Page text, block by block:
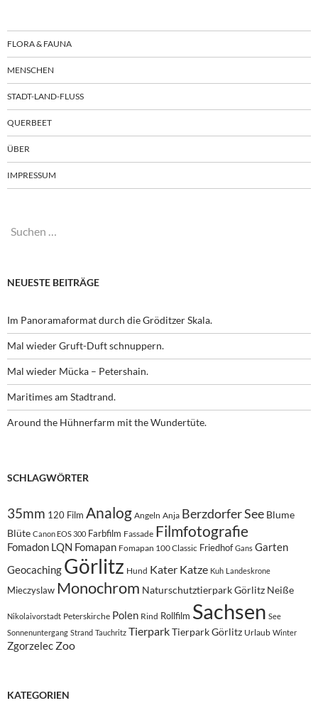
FLORA & FAUNA
MENSCHEN
STADT-LAND-FLUSS
QUERBEET
ÜBER
IMPRESSUM
Suchen
NEUESTE BEITRÄGE
Im Panoramaformat durch die Gröditzer Skala.
Mal wieder Gruft-Duft schnuppern.
Mal wieder Mücka – Petershain.
Maritimes am Stadtrand.
Around the Hühnerfarm mit the Wundertüte.
SCHLAGWÖRTER
35mm 120 Film Analog Angeln Anja Berzdorfer See Blume
Blüte Canon EOS 300 Farbfilm Fassade Filmfotografie
Fomadon LQN Fomapan Fomapan 100 Classic Friedhof Gans Garten
Geocaching Görlitz Hund Kater Katze Kuh Landeskrone
Mieczyslaw Monochrom Naturschutztierpark Görlitz Neiße
Nikolaivorstadt Peterskirche Polen Rind Rollfilm Sachsen See
Sonnenuntergang Strand Tauchritz TierparkTierpark Görlitz Urlaub Winter
Zgorzelec Zoo
KATEGORIEN